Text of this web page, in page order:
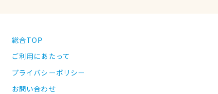
総合TOP
ご利用にあたって
プライバシーポリシー
お問い合わせ